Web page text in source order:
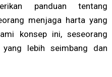
panduan tentang
menjaga harta yang
konsep ini, seseorang
yang lebih seimbang dan